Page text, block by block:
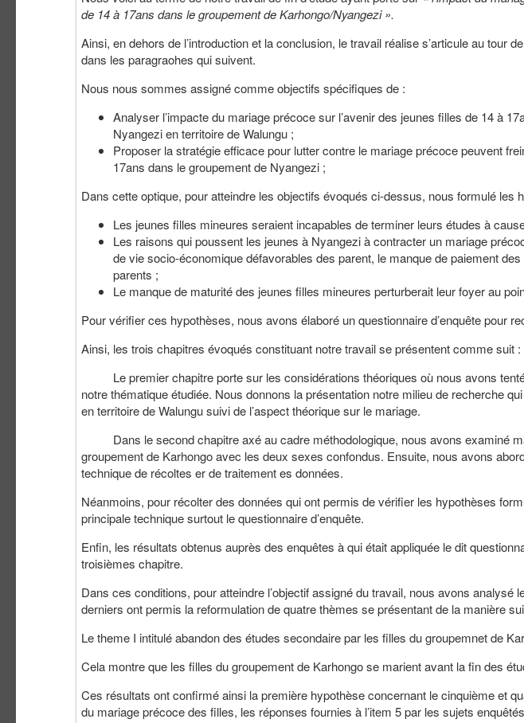
de 14 à 17ans dans le groupement de Karhongo/Nyangezi ».
Ainsi, en dehors de l’introduction et la conclusion, le travail réalise s’articule au tour
dans les paragraohes qui suivent.
Nous nous sommes assigné comme objectifs spécifiques de :
Analyser l’impacte du mariage précoce sur l’avenir des jeunes filles de 14 à
Nyangezi en territoire de Walungu ;
Proposer la stratégie efficace pour lutter contre le mariage précoce peuvent
17ans dans le groupement de Nyangezi ;
Dans cette optique, pour atteindre les objectifs évoqués ci-dessus, nous formulé les
Les jeunes filles mineures seraient incapables de terminer leurs études à
Les raisons qui poussent les jeunes à Nyangezi à contracter un mariage
de vie socio-économique défavorables des parent, le manque de paiement
parents ;
Le manque de maturité des jeunes filles mineures perturberait leur foyer au
Pour vérifier ces hypothèses, nous avons élaboré un questionnaire d’enquête pour
Ainsi, les trois chapitres évoqués constituant notre travail se présentent comme suit :
Le premier chapitre porte sur les considérations théoriques où nous avons
notre thématique étudiée. Nous donnons la présentation notre milieu de recherche
en territoire de Walungu suivi de l’aspect théorique sur le mariage.
Dans le second chapitre axé au cadre méthodologique, nous avons examiné
groupement de Karhongo avec les deux sexes confondus. Ensuite, nous avons
technique de récoltes er de traitement es données.
Néanmoins, pour récolter des données qui ont permis de vérifier les hypothèses
principale technique surtout le questionnaire d’enquête.
Enfin, les résultats obtenus auprès des enquêtes à qui était appliquée le dit
troisièmes chapitre.
Dans ces conditions, pour atteindre l’objectif assigné du travail, nous avons
derniers ont permis la reformulation de quatre thèmes se présentant de la manière
Le theme I intitulé abandon des études secondaire par les filles du groupemnet de
Cela montre que les filles du groupement de Karhongo se marient avant la fin des
Ces résultats ont confirmé ainsi la première hypothèse concernant le cinquième et
du mariage précoce des filles, les réponses fournies à l’item 5 par les sujets